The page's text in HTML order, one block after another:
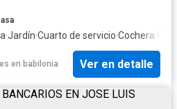
·Jardín·Cuarto de servicio·Cochera·
en babilonia Ver en detalle